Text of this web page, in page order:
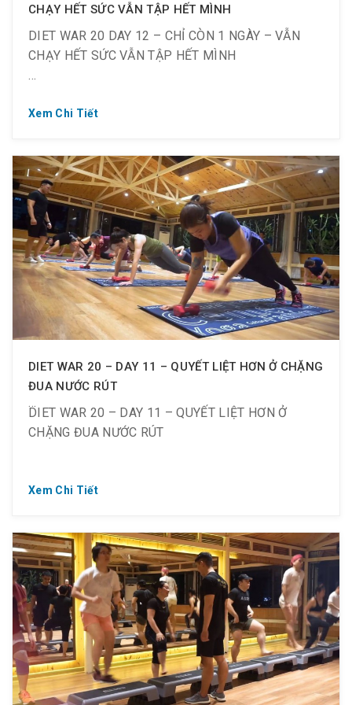
CHẠY HẾT SỨC VẪN TẬP HẾT MÌNH
DIET WAR 20 DAY 12 – CHỈ CÒN 1 NGÀY – VẪN
CHẠY HẾT SỨC VẪN TẬP HẾT MÌNH
⏰ Từ 18:30 ~ 21:30 tối T2 ~ CN
? 10 thành viên – 1 mục tiêu chung
? 12 ngày trôi qua đầy cam go và thử thách nhưng
10 thí sinh của Diet War đều nói không trước bỏ
cuộc. Và chỉ còn một ngày cuối cùng, họ vẫn đang
sức, vẫn tập hết mình vì mục tiêu giảm c-ân.
Xem Chi Tiết
DIET WAR 20 – DAY 11 – QUYẾT LIỆT HƠN Ở CHẶNG
ĐUA NƯỚC RÚT
DIET WAR 20 – DAY 11 – QUYẾT LIỆT HƠN Ở
CHẶNG ĐUA NƯỚC RÚT
⏰ Từ 18:30 ~ 21:30 tối T2 ~ CN
? 10 thành viên – 1 mục tiêu chung
? Tại Diet War của Golden Gym, mỗi thí sinh đều
được trang bị một chế độ dinh dưỡng phù hợp cho
Xem Chi Tiết